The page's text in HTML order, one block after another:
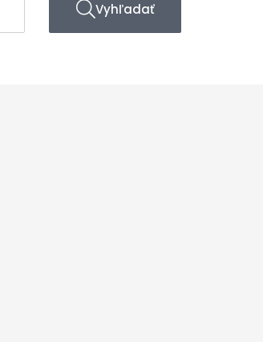
Vyhľadať